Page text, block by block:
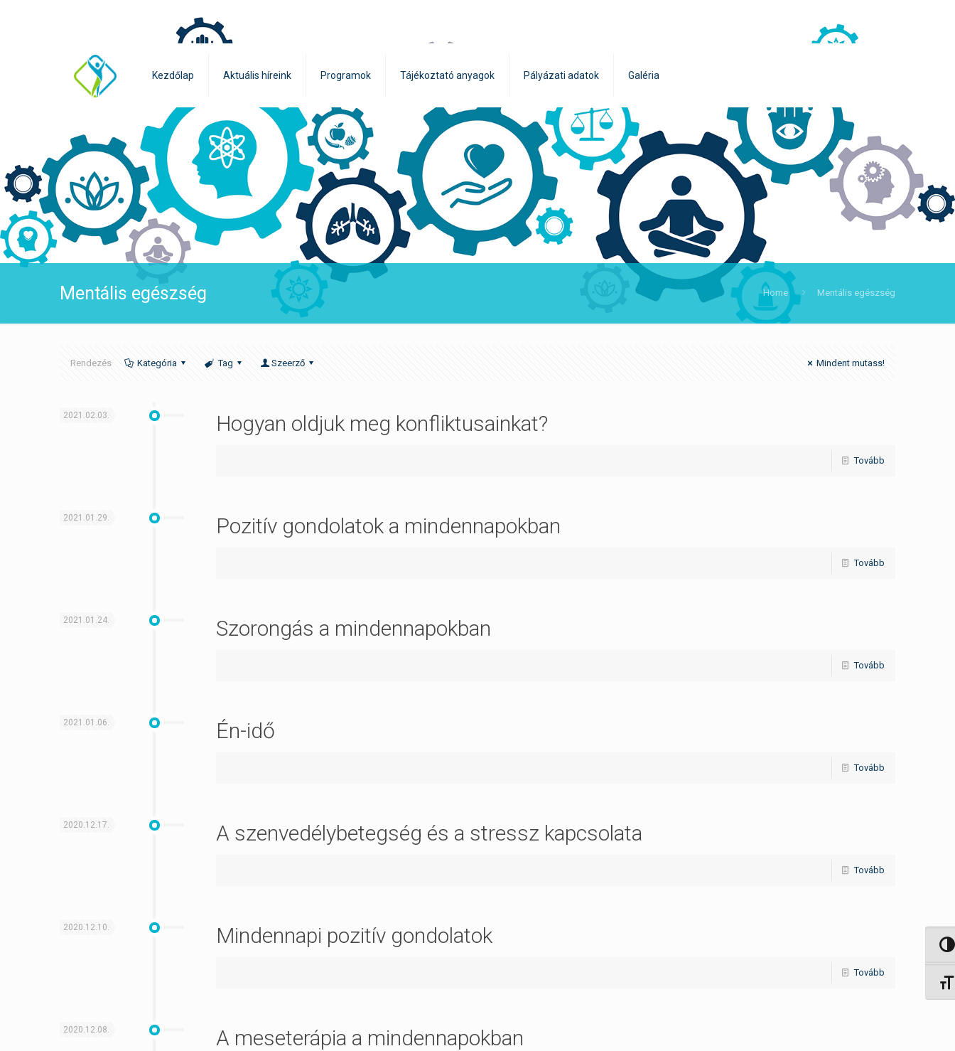
Kezdőlap Aktuális híreink Programok Tájékoztató anyagok Pályázati adatok Galéria
Mentális egészség Home Mentális egészség
Rendezés Kategória Tag Szeerző Mindent mutass!
2021.02.03. Hogyan oldjuk meg konfliktusainkat?
Tovább
2021.01.29. Pozitív gondolatok a mindennapokban
Tovább
2021.01.24. Szorongás a mindennapokban
Tovább
2021.01.06. Én-idő
Tovább
2020.12.17. A szenvedélybetegség és a stressz kapcsolata
Tovább
2020.12.10. Mindennapi pozitív gondolatok
Tovább
2020.12.08. A meseterápia a mindennapokban